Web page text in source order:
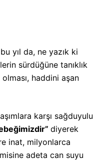
yıl da, ne yazık ki
sürdüğüne tanıklık
haddini aşan
karşı sağduyulu
diyerek
inat, milyonlarca
adeta can suyu